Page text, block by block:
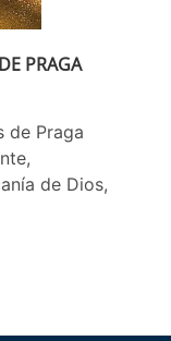
PRAGA
de Praga
de Dios,